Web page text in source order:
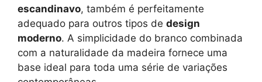
escandinavo, também é perfeitamente
adequado para outros tipos de design
moderno. A simplicidade do branco combinada
com a naturalidade da madeira fornece uma
base ideal para toda uma série de variações